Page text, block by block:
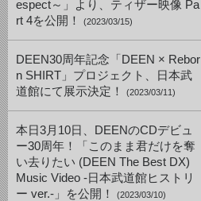
espect～」より、ティザー映像 Pa
rt 4を公開！
(2023/03/15)
DEEN30周年記念「DEEN × Rebor
n SHIRT」プロジェクト、日本武
道館にて展示決定！
(2023/03/11)
本日3月10日、DEENのCDデビュ
ー30周年！「このまま君だけを奪
い去りたい (DEEN The Best DX)
Music Video -日本武道館ヒストリ
ー ver.-」を公開！
(2023/03/10)